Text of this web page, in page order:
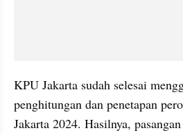
KPU Jakarta sudah selesai
penghitungan dan penetapan
Jakarta 2024. Hasilnya,